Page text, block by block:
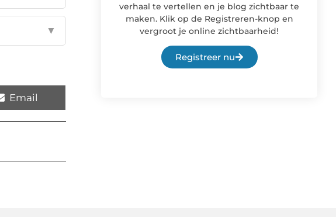
▼
Email
verhaal te vertellen en je blog zichtbaar te
maken. Klik op de Registreren-knop en
vergroot je online zichtbaarheid!
Registreer nu